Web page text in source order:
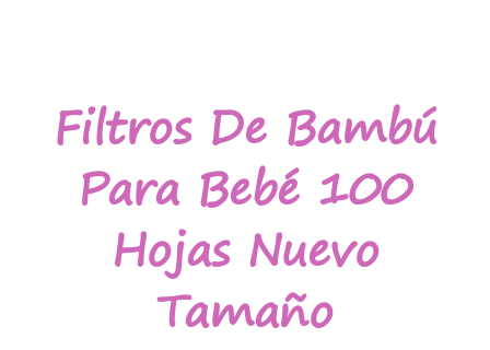
Filtros De Bambú
Para Bebé 100
Hojas Nuevo
Tamaño